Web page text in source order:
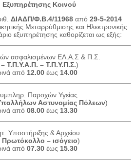
Εξυπηρέτησης Κοινού
ΔΙΑΔΠ/Φ.Β.4/11968 από 29-5-2014
Μεταρρύθμισης και Ηλεκτρονικής
εξυπηρέτησης καθορίζεται ως εξής:
ασφαλισμένων ΕΛ.Α.Σ & Π.Σ.
Τ.Π.Υ.Α.Π. – Τ.Π.Υ.Π.Σ.)
από 12.00 έως 14.00
Παροχών Υγείας
Αστυνομίας Πόλεων)
από 08.00έως 13.30
Υποστήριξης & Αρχείου
Πρωτόκολλο – ισόγειο)
από 07.30έως 15.30